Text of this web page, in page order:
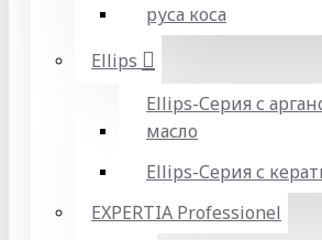
руса коса
Ellips
Ellips-Серия с
масло
Ellips-Серия с
EXPERTIA Professionel